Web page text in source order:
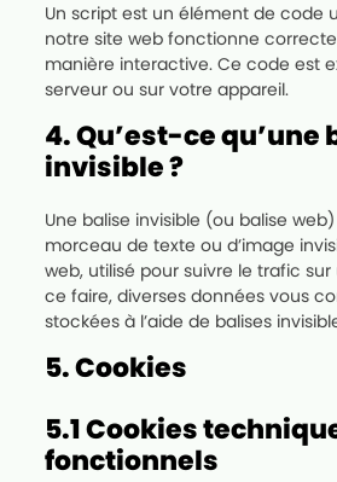
Un script est un élément de code
notre site web fonctionne
manière interactive. Ce code est
serveur ou sur votre appareil.
4. Qu’est-ce qu’une
invisible ?
Une balise invisible (ou balise
morceau de texte ou d’image
web, utilisé pour suivre le trafic sur
ce faire, diverses données vous
stockées à l’aide de balises
5. Cookies
5.1 Cookies
fonctionnels